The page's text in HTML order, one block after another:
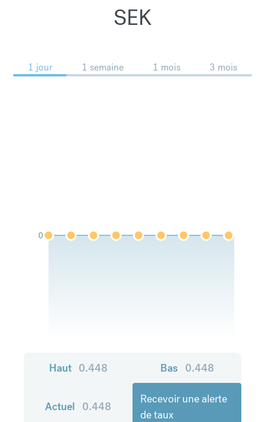
SEK
1 jour 1 semaine 1 mois 3 mois
0
Haut 0.448 Bas 0.448
Actuel 0.448
Recevoir une alerte
de taux